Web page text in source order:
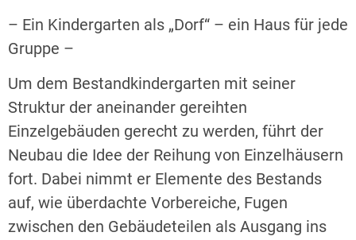
– Ein Kindergarten als „Dorf“ – ein Haus für jede
Gruppe –
Um dem Bestandkindergarten mit seiner
Struktur der aneinander gereihten
Einzelgebäuden gerecht zu werden, führt der
Neubau die Idee der Reihung von Einzelhäusern
fort. Dabei nimmt er Elemente des Bestands
auf, wie überdachte Vorbereiche, Fugen
zwischen den Gebäudeteilen als Ausgang ins